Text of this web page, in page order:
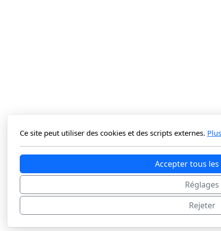
Ce site peut utiliser des cookies et des scripts externes.
Accepter tous
Réglages
Rejeter